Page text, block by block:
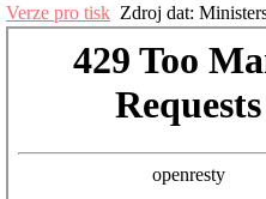
Verze pro tisk Zdroj dat: